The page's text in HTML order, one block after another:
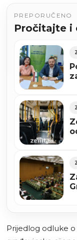
PREPORUČENO
Pročitajte i
Prijedlog odluke